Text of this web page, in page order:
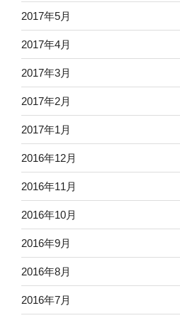
2017年5月
2017年4月
2017年3月
2017年2月
2017年1月
2016年12月
2016年11月
2016年10月
2016年9月
2016年8月
2016年7月